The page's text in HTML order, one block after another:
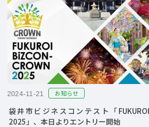
2024-11-21 お知らせ
袋井市ビジネスコンテスト「FUKUROI
2025」、本日よりエントリー開始